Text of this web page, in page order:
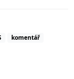
komentář